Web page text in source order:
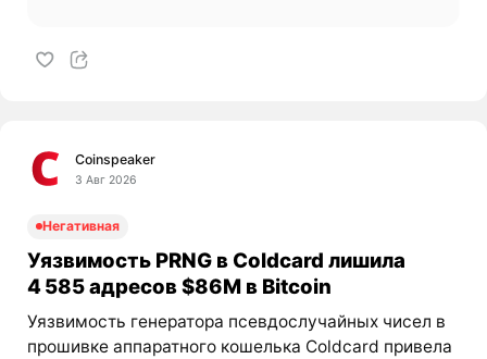
Coinspeaker
3 Авг 2026
Негативная
Уязвимость PRNG в Coldcard лишила
4 585 адресов $86M в Bitcoin
Уязвимость генератора псевдослучайных чисел в
прошивке аппаратного кошелька Coldcard привела